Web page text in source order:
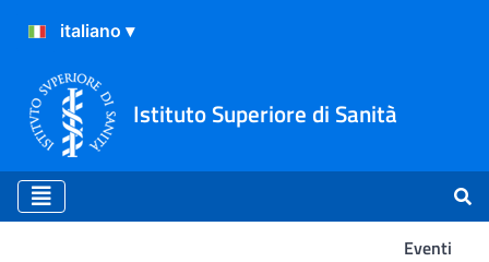
Istituto Superiore di Sanità
Eventi